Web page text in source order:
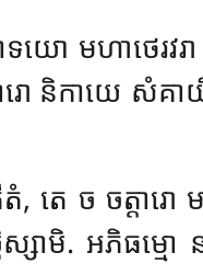
ោ មហាថេរវរ
ោ និកាយេ សំគាយិ
េ ច ចត្តារោ
ាមិ. អភិធម្មោ